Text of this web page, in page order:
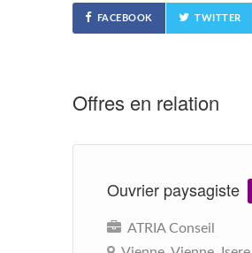
FACEBOOK TWITTER
Offres en relation
Ouvrier paysagiste
ATRIA Conseil